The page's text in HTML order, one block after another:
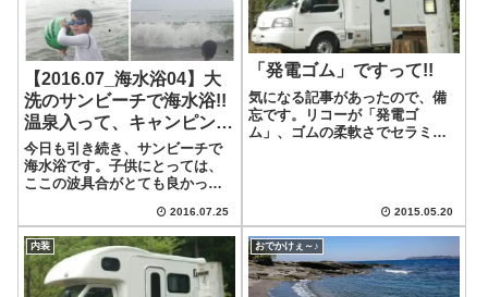
【2016.07_海水浴04】大
洗のサンビーチで海水浴!!
温泉入って、キャンピング
カーでプチお誕生会しまし
た♪
今日も引き続き、サンビーチで
海水浴です。子供にとっては、
ここの波具合がとても良かった
す。サンビーチで海水浴♪しか
し、ここのビーチは広いですね♪
そして、適度な高さの波が遠浅
のビーチに立ち、とても楽しめ
ます。水も綺麗で...
2016.07.25
「発電ゴム」ですって!!
気になる記事があったので、備
忘です。リコーが「発電ゴ
ム」、ゴムの柔軟さでセラミッ
るだけで発電できるんですよ
ね。ソーラー発電は昼間...
2015.05.20
内装 おでかけぇ～♪